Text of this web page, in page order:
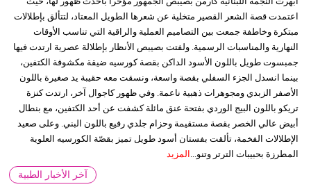
اعتمدت قصة الشعر القصير متخلية عن شعرها الطويل المعتاد، لتتألق بإطلالات
مبتكرة وخاطفة جمعت بين التصاميم العملية والراقية التي تناسب الأوقات
النهارية والمناسبات الرسمية. ولفتت بصيبص الأنظار بإطلالة عصرية ارتدت فيها
جمبسوت طويل باللون الأسود الداكن بقصة كورسيه ضيقة مكشوفة الكتفين،
بينما انسدل الجزء السفلي بقصة واسعة، ونسقت معه حقيبة يد صغيرة باللون
الأصفر الزبدي ومجوهرات ذهبية ناعمة. وفي ظهور كاجوال آخر، ارتدت كنزة
تريكو باللون البيج الوردي بفتحة عنق مائلة كشفت عن أحد الكتفين، مع بنطال
أبيض عالي الخصر بقصة مستقيمة وحزام جلدي رفيع باللون البني. وعلى صعيد
الإطلالات الفخمة، تألقت بفستان أسود طويل تميز بقصّة الكورسيه العلوية
المطرزة بحبيبات الترتر وتنو...
المزيد
آخر الأخبار الطبية